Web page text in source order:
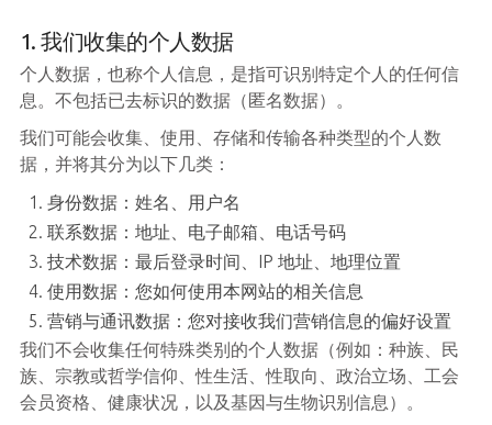
1. 我们收集的个人数据
个人数据，也称个人信息，是指可识别特定个人的任何信
息。不包括已去标识的数据（匿名数据）。
我们可能会收集、使用、存储和传输各种类型的个人数
据，并将其分为以下几类：
身份数据：姓名、用户名
联系数据：地址、电子邮箱、电话号码
技术数据：最后登录时间、IP 地址、地理位置
使用数据：您如何使用本网站的相关信息
营销与通讯数据：您对接收我们营销信息的偏好设置
我们不会收集任何特殊类别的个人数据（例如：种族、民
族、宗教或哲学信仰、性生活、性取向、政治立场、工会
会员资格、健康状况，以及基因与生物识别信息）。